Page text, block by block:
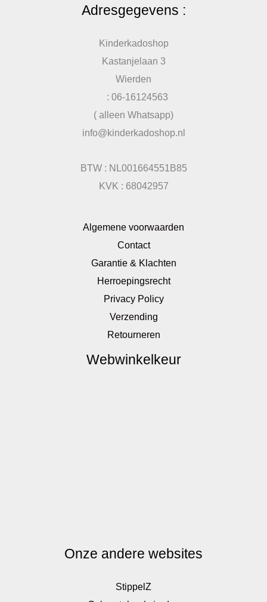
Adresgegevens :
Kinderkadoshop
Kastanjelaan 3
Wierden
: 06-16124563
( alleen Whatsapp)
info@kinderkadoshop.nl
BTW : NL001664551B85
KVK : 68042957
Algemene voorwaarden
Contact
Garantie & Klachten
Herroepingsrecht
Privacy Policy
Verzending
Retourneren
Webwinkelkeur
Onze andere websites
StippelZ